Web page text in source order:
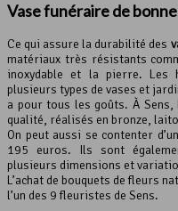
Vase funéraire de
Ce qui assure la durabilité des
matériaux très résistants
inoxydable et la pierre. Les
plusieurs types de vases et
a pour tous les goûts. À
qualité, réalisés en bronze,
On peut aussi se contenter
195 euros. Ils sont
plusieurs dimensions et
L’achat de bouquets de fleurs
l’un des 9 fleuristes de Sens.